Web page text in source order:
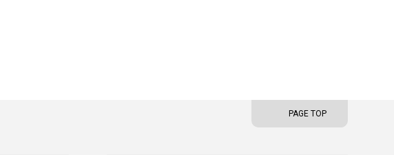
PAGE TOP